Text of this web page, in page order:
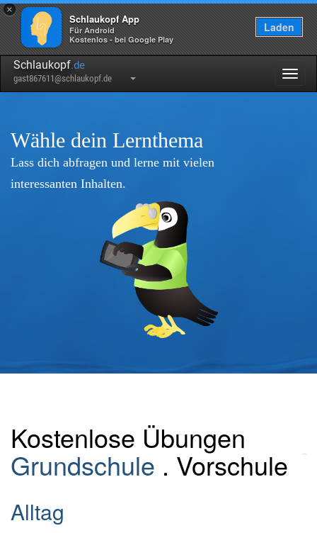
×
Schlaukopf App
Für Android
Kostenlos - bei Google Play
Laden
Schlaukopf.de
gast867611@schlaukopf.de
Wähle dein Lernthema
Lass dich abfragen und lerne mit vielen
interessanten Inhalten.
Kostenlose Übungen
Grundschule . Vorschule
Alltag